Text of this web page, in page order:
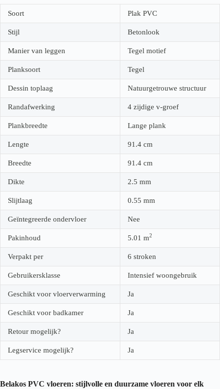
Soort Plak PVC
Stijl Betonlook
Manier van leggen Tegel motief
Planksoort Tegel
Dessin toplaag Natuurgetrouwe structuur
Randafwerking 4 zijdige v-groef
Plankbreedte Lange plank
Lengte 91.4 cm
Breedte 91.4 cm
Dikte 2.5 mm
Slijtlaag 0.55 mm
Geïntegreerde ondervloer Nee
Pakinhoud 5.01 m2
Verpakt per 6 stroken
Gebruikersklasse Intensief woongebruik
Geschikt voor vloerverwarming Ja
Geschikt voor badkamer Ja
Retour mogelijk? Ja
Legservice mogelijk? Ja
Belakos PVC vloeren: stijlvolle en duurzame vloeren voor elk